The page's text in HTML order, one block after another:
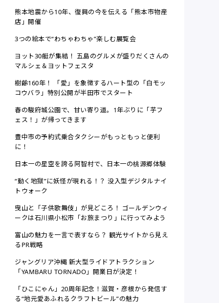
熊本地震から10年、復興の今を伝える「熊本市物産
店」開催
3つの絵本で“わちゃわちゃ”楽しむ展覧会
ヨット30艇が集結！ 五島のグルメが盛りだくさんの
マルシェ＆ヨットフェスタ
樹齢160年！ 「愛」を象徴するハート型の「白モッ
コウバラ」特別公開が半田市でスタート
春の駿府城公園で、甘い寄り道。1年ぶりに「芋フ
ェス！」が帰ってきます
豊中市の予約式乗合タクシーがもっともっと便利
に！
日本一の星空を誇る阿智村で、日本一の桃源郷体験
“動く地獄”に妖怪が現れる！？ 没入型デジタルナイ
トウォーク
曳山と「子供歌舞伎」が見どころ！ ゴールデンウィ
ークは石川県小松市「お旅まつり」に行ってみよう
富山の魅力を一言で表すなら？ 観光サイトから見え
るPR戦略
ジャングリア沖縄 新大型ライドアトラクション
「YAMBARU TORNADO」開業日が決定！
「ひこにゃん」20周年記念！滋賀・彦根から発信す
る“地元愛あふれるクラフトビール”の魅力